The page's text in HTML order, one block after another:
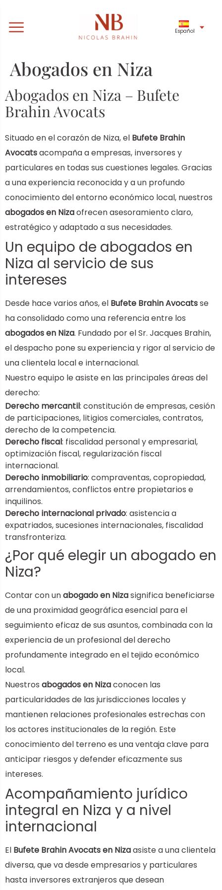
Español
Abogados en Niza
Abogados en Niza – Bufete
Brahin Avocats
Situado en el corazón de Niza, el Bufete Brahin
Avocatsacompaña a empresas, inversores y
particulares en todas sus cuestiones legales. Gracias
a una experiencia reconocida y a un profundo
conocimiento del entorno económico local, nuestros
abogados en Nizaofrecen asesoramiento claro,
estratégico y adaptado a sus necesidades.
Un equipo de abogados en
Niza al servicio de sus
intereses
Desde hace varios años, el Bufete Brahin Avocatsse
ha consolidado como una referencia entre los
abogados en Niza. Fundado por el Sr. Jacques Brahin,
el despacho pone su experiencia y rigor al servicio de
una clientela local e internacional.
Nuestro equipo le asiste en las principales áreas del
derecho:
Derecho mercantil: constitución de empresas, cesión
de participaciones, litigios comerciales, contratos,
derecho de la competencia.
Derecho fiscal: fiscalidad personal y empresarial,
optimización fiscal, regularización fiscal
internacional.
Derecho inmobiliario: compraventas, copropiedad,
arrendamientos, conflictos entre propietarios e
inquilinos.
Derecho internacional privado: asistencia a
expatriados, sucesiones internacionales, fiscalidad
transfronteriza.
¿Por qué elegir un abogado en
Niza?
Contar con unabogado en Nizasignifica beneficiarse
de una proximidad geográfica esencial para el
seguimiento eficaz de sus asuntos, combinada con la
experiencia de un profesional del derecho
profundamente integrado en el tejido económico
local.
Nuestros abogados en Nizaconocen las
particularidades de las jurisdicciones locales y
mantienen relaciones profesionales estrechas con
los actores institucionales de la región. Este
conocimiento del terreno es una ventaja clave para
anticipar riesgos y defender eficazmente sus
intereses.
Acompañamiento jurídico
integral en Niza y a nivel
internacional
El Bufete Brahin Avocats en Nizaasiste a una clientela
diversa, que va desde empresarios y particulares
hasta inversores extranjeros que desean